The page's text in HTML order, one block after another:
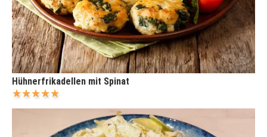
Hühnerfrikadellen mit Spinat